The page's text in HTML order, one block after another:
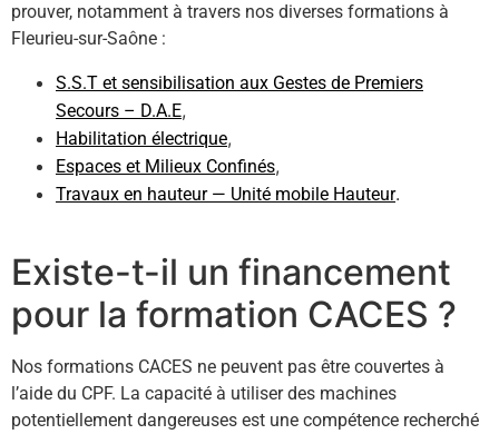
prouver, notamment à travers nos diverses formations à
Fleurieu-sur-Saône :
S.S.T et sensibilisation aux Gestes de Premiers
Secours – D.A.E,
Habilitation électrique,
Espaces et Milieux Confinés,
Travaux en hauteur — Unité mobile Hauteur.
Existe-t-il un financement
pour la formation CACES ?
Nos formations CACES ne peuvent pas être couvertes à
l’aide du CPF. La capacité à utiliser des machines
potentiellement dangereuses est une compétence recherché